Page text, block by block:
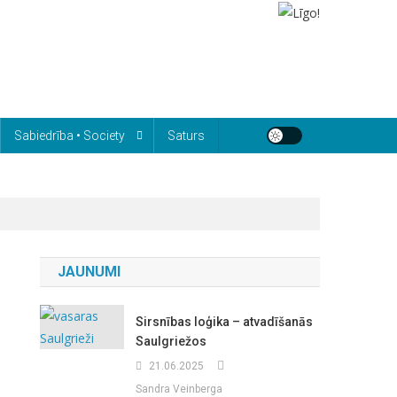
Sabiedrība • Society Saturs
JAUNUMI
Sirsnības loģika – atvadīšanās
Saulgriežos
21.06.2025
Sandra Veinberga